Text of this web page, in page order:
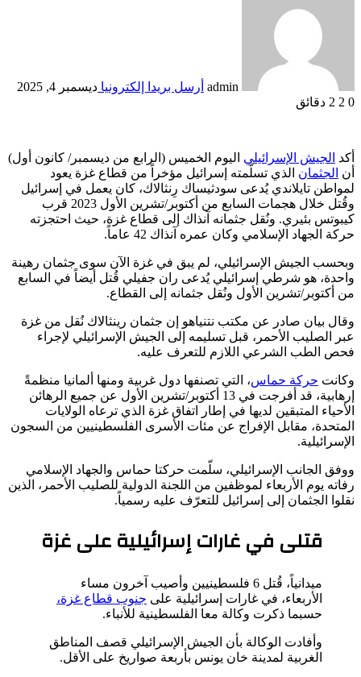
admin أرسل بريدا إلكترونيا ديسمبر 4, 2025
0
2 دقائق
أكد الجيش الإسرائيلي اليوم الخميس (الرابع من ديسمبر/ كانون أول)
أن الجثمان الذي تسلّمته إسرائيل مؤخراً من قطاع غزة يعود
لمواطن تايلاندي يُدعى سودثيساك رِنثالاك، كان يعمل في إسرائيل
وقُتل خلال هجمات السابع من أكتوبر/تشرين الأول 2023 قرب
كيبوتس بئيري. ونُقل جثمانه آنذاك إلى قطاع غزة، حيث احتجزته
حركة الجهاد الإسلامي وكان عمره آنذاك 42 عاماً.
وبحسب الجيش الإسرائيلي، لم يبق في غزة الآن سوى جثمان رهينة
واحدة، هو شرطي إسرائيلي يُدعى ران جفيلي قُتل أيضاً في السابع
من أكتوبر/تشرين الأول ونُقل جثمانه إلى القطاع.
وقال بيان صادر عن مكتب نتنياهو إن جثمان رينثالاك نُقل من غزة
عبر الصليب الأحمر، قبل تسليمه إلى الجيش الإسرائيلي لإجراء
فحص الطب الشرعي اللازم للتعرف عليه.
وكانت حركة حماس، التي تصنفها دول غربية ومنها ألمانيا منظمةً
إرهابية، قد أفرجت في 13 أكتوبر/تشرين الأول عن جميع الرهائن
الأحياء المتبقين لديها في إطار اتفاق غزة الذي ترعاه الولايات
المتحدة، مقابل الإفراج عن مئات الأسرى الفلسطينيين من السجون
الإسرائيلية.
ووفق الجانب الإسرائيلي، سلّمت حركتا حماس والجهاد الإسلامي
رفاته يوم الأربعاء لموظفين من اللجنة الدولية للصليب الأحمر، الذين
نقلوا الجثمان إلى إسرائيل للتعرّف عليه رسمياً.
قتلى في غارات إسرائيلية على غزة
ميدانياً، قُتل 6 فلسطينيين وأصيب آخرون مساء
الأربعاء، في غارات إسرائيلية على جنوب قطاع غزة،
حسبما ذكرت وكالة معا الفلسطينية للأنباء.
وأفادت الوكالة بأن الجيش الإسرائيلي قصف المناطق
الغربية لمدينة خان يونس بأربعة صواريخ على الأقل.